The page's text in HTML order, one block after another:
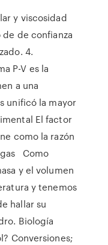
y viscosidad
de confianza
4.
P-V es la
a una
unificó la mayor
El factor
como la razón
Como
y el volumen
y tenemos
hallar su
Biología
Conversiones;